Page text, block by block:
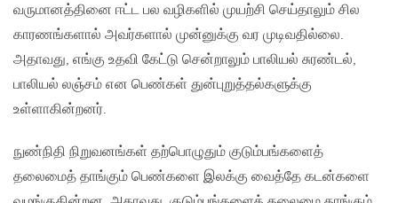
வருமானத்தினை ஈட்ட பல வழிகளில் முயற்சி செய்தாலும் சில
காரணங்களால் அவர்களால் முன்னுக்கு வர முடிவதில்லை.
அதாவது, எங்கு உதவி கேட்டு சென்றாலும் பாலியல் சுரண்டல்,
பாலியல் லஞ்சம் என பெண்கள் துன்புறுத்தல்களுக்கு
உள்ளாகின்றனர்.
நுண்நிதி நிறுவனங்கள் தற்பொழுதும் குடும்பங்களைத்
தலைமைத் தாங்கும் பெண்களை இலக்கு வைத்தே கடன்களை